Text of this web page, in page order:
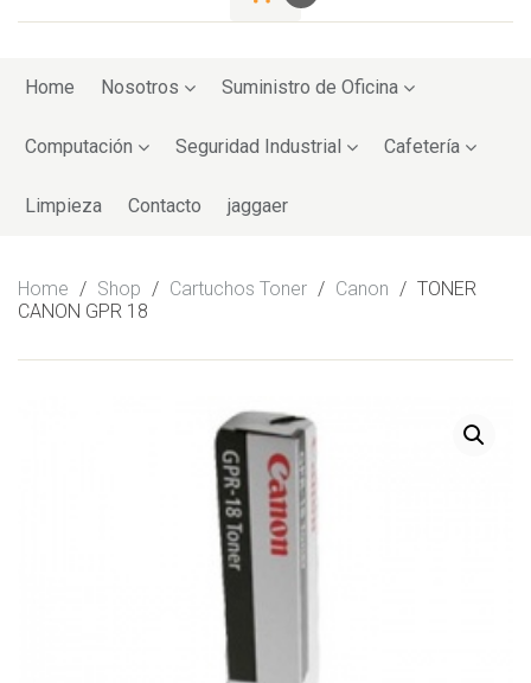
toHome Nosotros Suministro de Oficina
Computación Seguridad Industrial Cafetería
Limpieza Contacto jaggaer
Home / Shop / Cartuchos Toner / Canon / TONER
CANON GPR 18